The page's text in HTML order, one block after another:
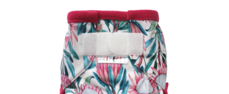
hvězdiček.